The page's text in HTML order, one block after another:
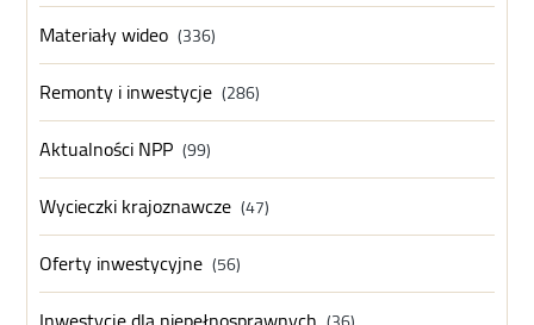
Materiały wideo (336)
Remonty i inwestycje (286)
Aktualności NPP (99)
Wycieczki krajoznawcze (47)
Oferty inwestycyjne (56)